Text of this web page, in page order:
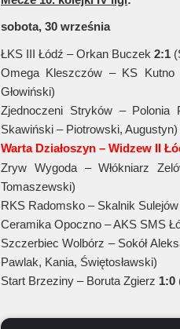
sobota, 30 września
ŁKS III Łódź – Orkan Buczek 2:1
Omega Kleszczów – KS
Głowiński)
Zjednoczeni Stryków – Polonia
Skawiński – Piotrowski, Augustyn)
Warta Działoszyn – Widzew II
Zryw Wygoda – Włókniarz
Tomaszewski)
RKS Radomsko – Skalnik
Ceramika Opoczno – AKS SMS
Szczerbiec Wolbórz – Sokół
Pawlak, Kania, Świętosławski)
Start Brzeziny – Boruta Zgierz 1:0